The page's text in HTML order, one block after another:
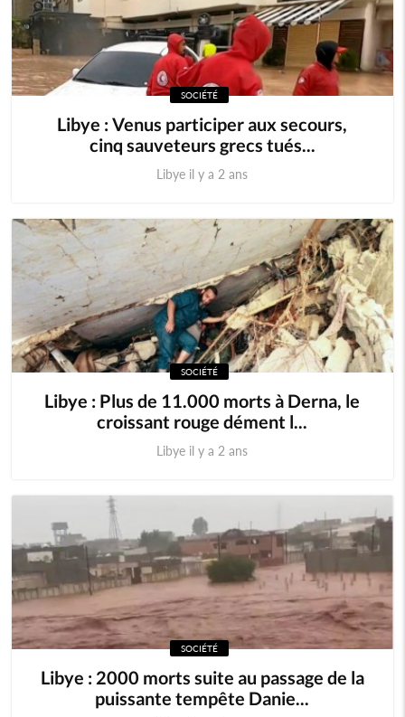
SOCIÉTÉ
Libye : Venus participer aux secours,
cinq sauveteurs grecs tués...
Libye il y a 2 ans
SOCIÉTÉ
Libye : Plus de 11.000 morts à Derna, le
croissant rouge dément l...
Libye il y a 2 ans
SOCIÉTÉ
Libye : 2000 morts suite au passage de la
puissante tempête Danie...